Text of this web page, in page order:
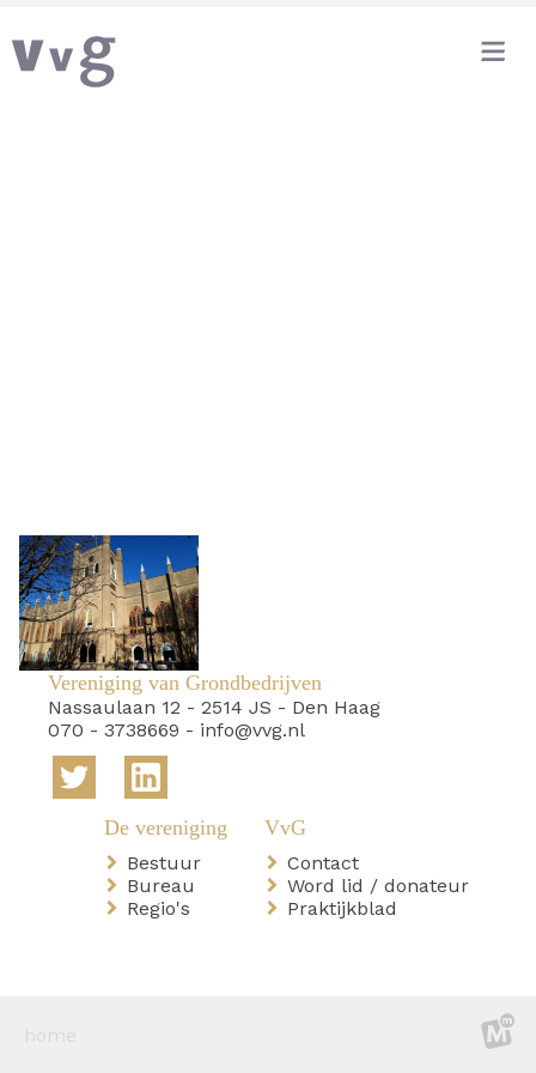
Vereniging van Grondbedrijven
Nassaulaan 12 - 2514 JS - Den Haag
070 - 3738669 - info@vvg.nl
Bestuur
Bureau
Regio's
Contact
Word lid / donateur
Praktijkblad